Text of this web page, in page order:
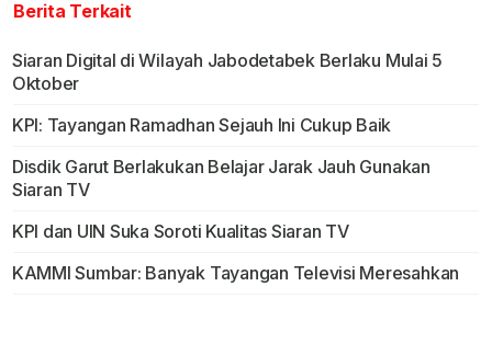
Berita Terkait
Siaran Digital di Wilayah Jabodetabek Berlaku Mulai 5
Oktober
KPI: Tayangan Ramadhan Sejauh Ini Cukup Baik
Disdik Garut Berlakukan Belajar Jarak Jauh Gunakan
Siaran TV
KPI dan UIN Suka Soroti Kualitas Siaran TV
KAMMI Sumbar: Banyak Tayangan Televisi Meresahkan